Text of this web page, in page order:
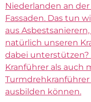
Niederlanden an
Fassaden. Das tun
aus
natürlich unseren
dabei unterstützen?
Kranführer als auch
Turmdrehkranführer
ausbilden können.